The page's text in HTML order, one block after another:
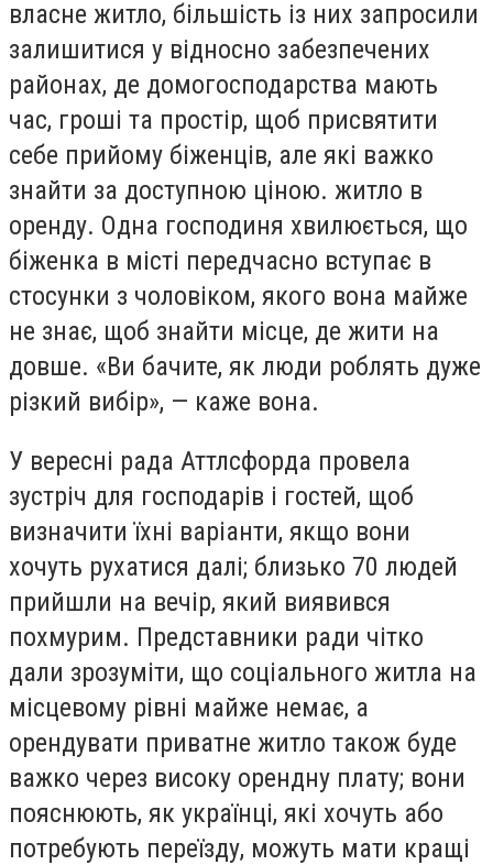
власне житло, більшість із них запросили
залишитися у відносно забезпечених
районах, де домогосподарства мають
час, гроші та простір, щоб присвятити
себе прийому біженців, але які важко
знайти за доступною ціною. житло в
оренду. Одна господиня хвилюється, що
біженка в місті передчасно вступає в
стосунки з чоловіком, якого вона майже
не знає, щоб знайти місце, де жити на
довше. «Ви бачите, як люди роблять дуже
різкий вибір», — каже вона.
У вересні рада Аттлсфорда провела
зустріч для господарів і гостей, щоб
визначити їхні варіанти, якщо вони
хочуть рухатися далі; близько 70 людей
прийшли на вечір, який виявився
похмурим. Представники ради чітко
дали зрозуміти, що соціального житла на
місцевому рівні майже немає, а
орендувати приватне житло також буде
важко через високу орендну плату; вони
пояснюють, як українці, які хочуть або
потребують переїзду, можуть мати кращі